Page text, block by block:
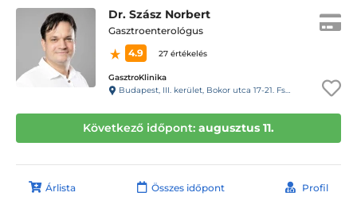
Dr. Szász Norbert
Gasztroenterológus
4.9
27 értékelés
GasztroKlinika
Budapest, III. kerület, Bokor utca 17-21. Fszt.
Következő időpont: augusztus 11.
Árlista Összes időpont Profil